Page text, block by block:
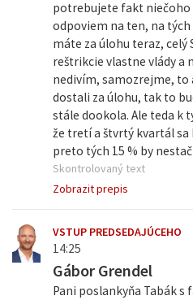
potrebujete fakt niečoho
odpoviem na ten, na tých
máte za úlohu teraz, celý
reštrikcie vlastne vlády a
nedivím, samozrejme, to
dostali za úlohu, tak to
stále dookola. Ale teda k
že tretí a štvrtý kvartál
preto tých 15 % by
Skontrolovaný text
Zobrazit prepis
VSTUP PREDSEDAJÚCEHO
14:25
Gábor Grendel
Pani poslankyňa Tabák s